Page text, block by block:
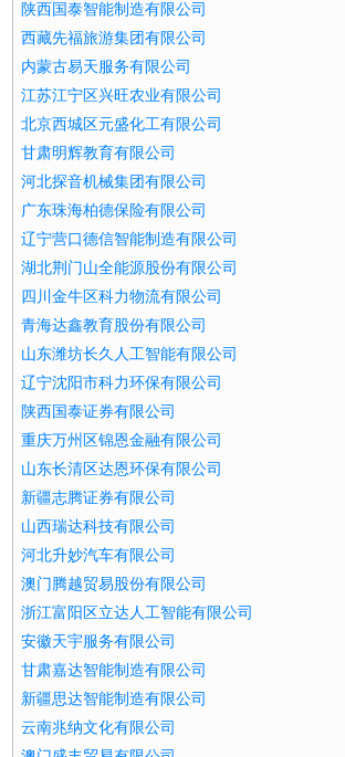
陕西国泰智能制造有限公司
西藏先福旅游集团有限公司
内蒙古易天服务有限公司
江苏江宁区兴旺农业有限公司
北京西城区元盛化工有限公司
甘肃明辉教育有限公司
河北探音机械集团有限公司
广东珠海柏德保险有限公司
辽宁营口德信智能制造有限公司
湖北荆门山全能源股份有限公司
四川金牛区科力物流有限公司
青海达鑫教育股份有限公司
山东潍坊长久人工智能有限公司
辽宁沈阳市科力环保有限公司
陕西国泰证券有限公司
重庆万州区锦恩金融有限公司
山东长清区达恩环保有限公司
新疆志腾证券有限公司
山西瑞达科技有限公司
河北升妙汽车有限公司
澳门腾越贸易股份有限公司
浙江富阳区立达人工智能有限公司
安徽天宇服务有限公司
甘肃嘉达智能制造有限公司
新疆思达智能制造有限公司
云南兆纳文化有限公司